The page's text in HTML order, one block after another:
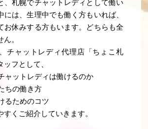
、札幌でチャットレディとして働い
には、生理中でも働く方もいれば、
お休みする方もいます。どちらも全
。
チャットレディ代理店「ちょこ札
フとして、
ャットレディは働けるのか
ちの働き方
るためのコツ
すくご紹介していきます。